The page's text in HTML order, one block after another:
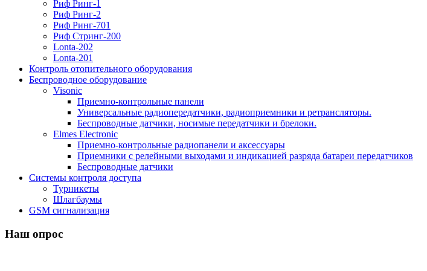
Риф Ринг-1
Риф Ринг-2
Риф Ринг-701
Риф Стринг-200
Lonta-202
Lonta-201
Контроль отопительного оборудования
Беспроводное оборудование
Visonic
Приемно-контрольные панели
Универсальные радиопередатчики, радиоприемники и ретрансляторы.
Беспроводные датчики, носимые передатчики и брелоки.
Elmes Electronic
Приемно-контрольные радиопанели и аксессуары
Приемники с релейными выходами и индикацией разряда батареи передатчиков
Беспроводные датчики
Системы контроля доступа
Турникеты
Шлагбаумы
GSM сигнализация
Наш опрос